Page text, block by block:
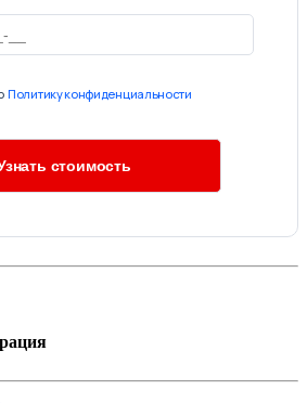
Политику конфиденциальности